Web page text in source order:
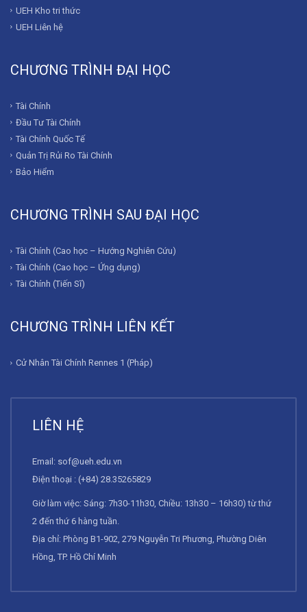
UEH Kho tri thức
UEH Liên hệ
CHƯƠNG TRÌNH ĐẠI HỌC
Tài Chính
Đầu Tư Tài Chính
Tài Chính Quốc Tế
Quản Trị Rủi Ro Tài Chính
Bảo Hiểm
CHƯƠNG TRÌNH SAU ĐẠI HỌC
Tài Chính (Cao học – Hướng Nghiên Cứu)
Tài Chính (Cao học – Ứng dụng)
Tài Chính (Tiến Sĩ)
CHƯƠNG TRÌNH LIÊN KẾT
Cử Nhân Tài Chính Rennes 1 (Pháp)
LIÊN HỆ
Email: sof@ueh.edu.vn
Điện thoại : (+84) 28.35265829
Giờ làm việc: Sáng: 7h30-11h30, Chiều: 13h30 – 16h30) từ thứ
2 đến thứ 6 hàng tuần.
Địa chỉ: Phòng B1-902, 279 Nguyễn Tri Phương, Phường Diên
Hồng, TP. Hồ Chí Minh